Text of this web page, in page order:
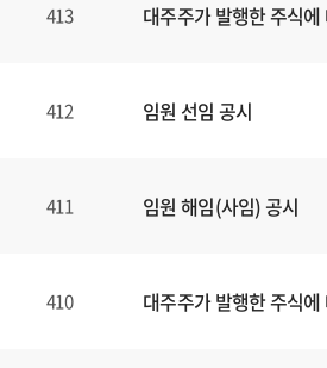
413 대주주가 발행한 주식
412 임원 선임 공시
411 임원 해임(사임) 공시
410 대주주가 발행한 주식